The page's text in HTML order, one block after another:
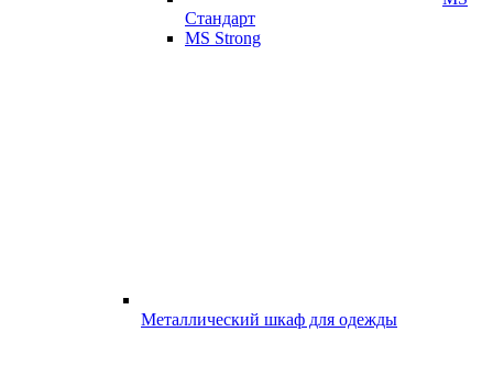
Стандарт
MS Strong
Металлический шкаф для одежды